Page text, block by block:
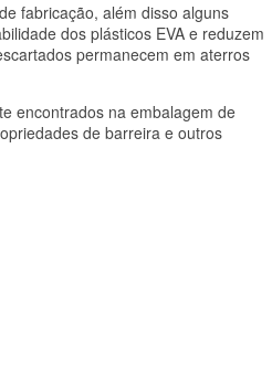
fabricação, além disso alguns
dos plásticos EVA e reduzem
permanecem em aterros
encontrados na embalagem de
de barreira e outros